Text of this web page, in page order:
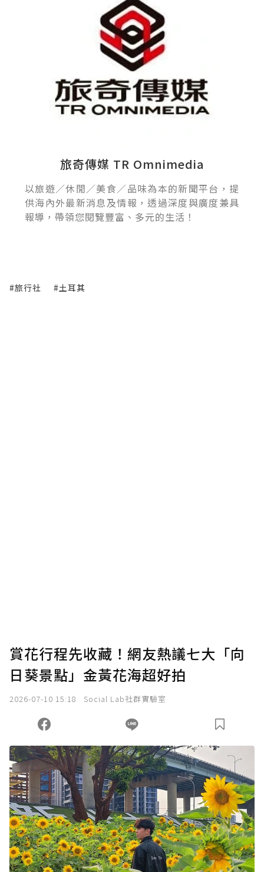
旅奇傳媒 TR Omnimedia
以旅遊／休閒／美食／品味為本的新聞平台，提
供海內外最新消息及情報，透過深度與廣度兼具
報導，帶領您閱覽豐富、多元的生活！
#旅行社 #土耳其
賞花行程先收藏！網友熱議七大「向
日葵景點」金黃花海超好拍
2026-07-10 15:18 Social Lab社群實驗室